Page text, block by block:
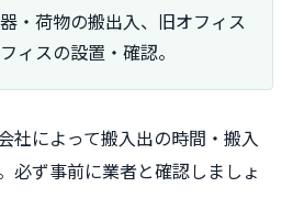
・荷物の搬出入、旧オフィス
ィスの設置・確認。
社によって搬入出の時間・搬入
必ず事前に業者と確認しましょ